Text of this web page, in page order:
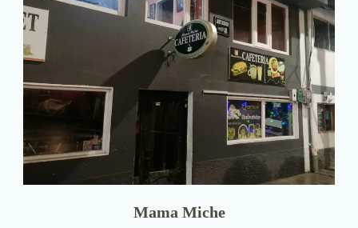
Mama Miche